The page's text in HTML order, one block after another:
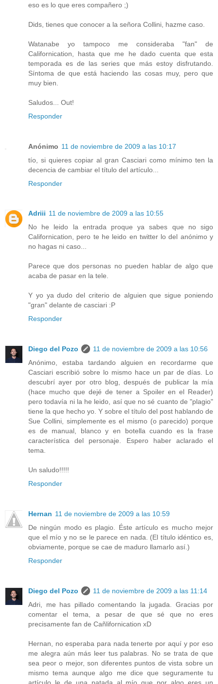
eso es lo que eres compañero ;)
Dids, tienes que conocer a la señora Collini, hazme caso.
Watanabe yo tampoco me consideraba "fan" de
Californication, hasta que me he dado cuenta que esta
temporada es de las series que más estoy disfrutando.
Síntoma de que está haciendo las cosas muy, pero que
muy bien.
Saludos... Out!
Responder
Anónimo 11 de noviembre de 2009 a las 10:17
tío, si quieres copiar al gran Casciari como mínimo ten la
decencia de cambiar el título del artículo...
Responder
Adriii 11 de noviembre de 2009 a las 10:55
No he leido la entrada proque ya sabes que no sigo
Californication, pero te he leido en twitter lo del anónimo y
no hagas ni caso...
Parece que dos personas no pueden hablar de algo que
acaba de pasar en la tele.
Y yo ya dudo del criterio de alguien que sigue poniendo
"gran" delante de casciari :P
Responder
Diego del Pozo
11 de noviembre de 2009 a las 10:56
Anónimo, estaba tardando alguien en recordarme que
Casciari escribió sobre lo mismo hace un par de días. Lo
descubrí ayer por otro blog, después de publicar la mía
(hace mucho que dejé de tener a Spoiler en el Reader)
pero todavía ni la he leido, así que no sé cuanto de "plagio"
tiene la que hecho yo. Y sobre el título del post hablando de
Sue Collini, simplemente es el mismo (o parecido) porque
es de manual, blanco y en botella cuando es la frase
característica del personaje. Espero haber aclarado el
tema.
Un saludo!!!!!
Responder
Hernan 11 de noviembre de 2009 a las 10:59
De ningún modo es plagio. Éste artículo es mucho mejor
que el mío y no se le parece en nada. (El título idéntico es,
obviamente, porque se cae de maduro llamarlo así.)
Responder
Diego del Pozo
11 de noviembre de 2009 a las 11:14
Adri, me has pillado comentando la jugada. Gracias por
comentar el tema, a pesar de que sé que no eres
precisamente fan de Cañlifornication xD
Hernan, no esperaba para nada tenerte por aquí y por eso
me alegra aún más leer tus palabras. No se trata de que
sea peor o mejor, son diferentes puntos de vista sobre un
mismo tema aunque algo me dice que seguramente tu